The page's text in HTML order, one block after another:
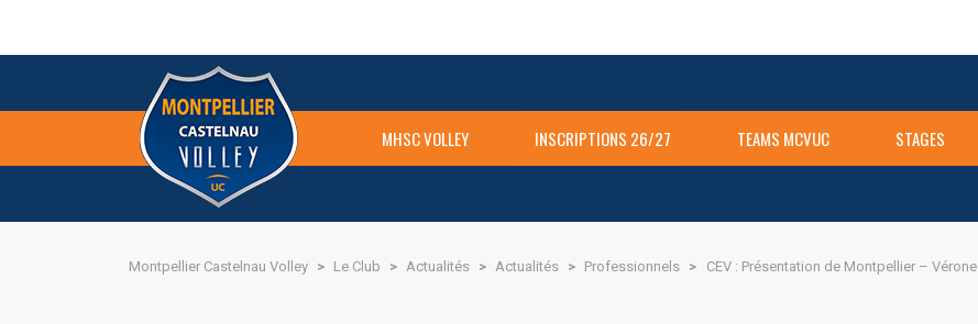
MHSC VOLLEY INSCRIPTIONS 26/27 TEAMS MCVUC STAGES
Montpellier Castelnau Volley > Le Club > Actualités > Actualités > Professionnels > CEV : Présentation de Montpellier – Vérone